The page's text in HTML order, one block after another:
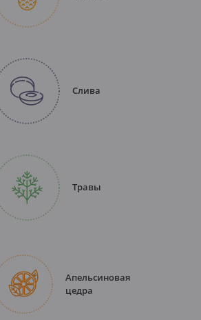
Слива
Травы
Апельсиновая
цедра